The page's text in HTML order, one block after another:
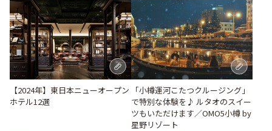
【2024年】東日本ニューオープン
ホテル12選
「小樽運河こたつクルージング」
で特別な体験を♪ ルタオのスイー
ツもいただけます／OMO5小樽 by
星野リゾート